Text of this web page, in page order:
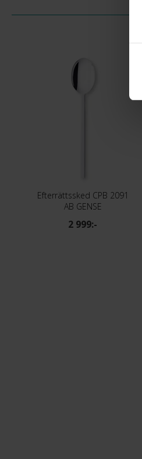
Efterrättssked CPB 2091
AB GENSE
2 999:-